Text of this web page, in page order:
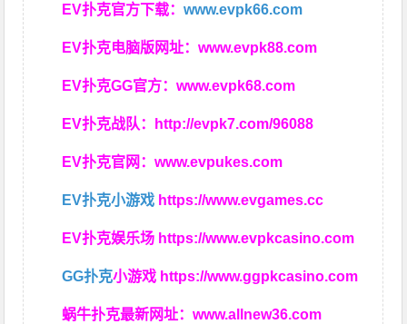
EV扑克官方下载：www.evpk66.com
EV扑克电脑版网址：www.evpk88.com
EV扑克GG官方：www.evpk68.com
EV扑克战队： http://evpk7.com/96088
EV扑克官网：www.evpukes.com
EV扑克小游戏 https://www.evgames.cc
EV扑克娱乐场 https://www.evpkcasino.com
GG扑克小游戏 https://www.ggpkcasino.com
蜗牛扑克最新网址：www.allnew36.com